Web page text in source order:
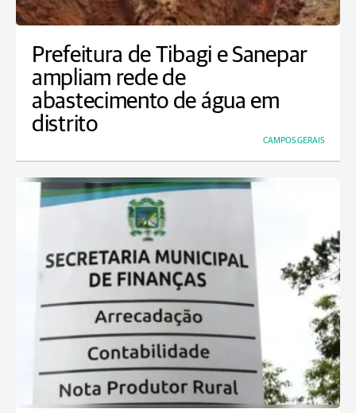
Prefeitura de Tibagi e Sanepar
ampliam rede de
abastecimento de água em
distrito
CAMPOS GERAIS